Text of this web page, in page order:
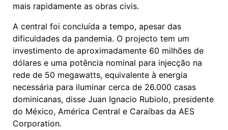
mais rapidamente as obras civis.
A central foi concluída a tempo, apesar das
dificuldades da pandemia. O projecto tem um
investimento de aproximadamente 60 milhões de
dólares e uma potência nominal para injecção na
rede de 50 megawatts, equivalente à energia
necessária para iluminar cerca de 26.000 casas
dominicanas, disse Juan Ignacio Rubiolo, presidente
do México, América Central e Caraíbas da AES
Corporation.